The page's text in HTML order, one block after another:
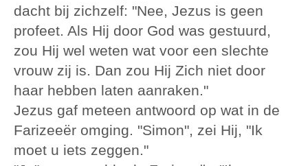
dacht bij zichzelf: "Nee, Jezus is geen
profeet. Als Hij door God was gestuurd,
zou Hij wel weten wat voor een slechte
vrouw zij is. Dan zou Hij Zich niet door
haar hebben laten aanraken."
Jezus gaf meteen antwoord op wat in de
Farizeeër omging. "Simon", zei Hij, "Ik
moet u iets zeggen."